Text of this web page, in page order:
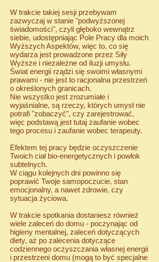
W trakcie takiej sesji przebywam
zazwyczaj w stanie "podwyższonej
świadomości", czyli głęboko wewnątrz
siebie, udostępniając Pole Pracy dla moich
Wyższych Aspektów, więc to, co się
wydarza jest prowadzone przez Siły
Wyższe i niezależne od iluzji umysłu.
Świat energii rządzi się swoimi własnymi
prawami - nie jest to racjonalna przestrzeń
o określonych granicach.
Nie wszystko jest zrozumiałe i
wyjaśnialne, są rzeczy, których umysł nie
potrafi "zobaczyć", czy zarejestrować,
więc podstawą jest tutaj zaufanie wobec
tego procesu i zaufanie wobec terapeuty.
Efektem tej pracy będzie oczyszczenie
Twoich ciał bio-energetycznych i powłok
subtelnych.
W ciągu kolejnych dni powinno się
poprawić Twoje samopoczucie, stan
emocjonalny, a nawet zdrowie, czy
sytuacja życiowa.
W trakcie spotkania dostaniesz również
wiele zaleceń do domu - poczynając od
higieny mentalnej, zaleceń dotyczących
diety, aż po zalecenia dotyczące
codziennego oczyszczania własnej energii
i przestrzeni domu (mogą to być specjalne